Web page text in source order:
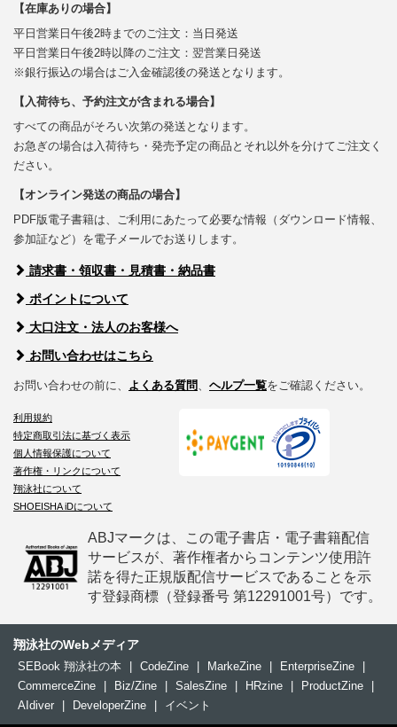
【在庫ありの場合】
平日営業日午後2時までのご注文：当日発送
平日営業日午後2時以降のご注文：翌営業日発送
※銀行振込の場合はご入金確認後の発送となります。
【入荷待ち、予約注文が含まれる場合】
すべての商品がそろい次第の発送となります。
お急ぎの場合は入荷待ち・発売予定の商品とそれ以外を分けてご注文く
ださい。
【オンライン発送の商品の場合】
PDF版電子書籍は、ご利用にあたって必要な情報（ダウンロード情報、
参加証など）を電子メールでお送りします。
請求書・領収書・見積書・納品書
ポイントについて
大口注文・法人のお客様へ
お問い合わせはこちら
お問い合わせの前に、 よくある質問、 ヘルプ一覧をご確認ください。
利用規約
特定商取引法に基づく表示
個人情報保護について
著作権・リンクについて
翔泳社について
SHOEISHA iDについて
ABJマークは、この電子書店・電子書籍配信
サービスが、著作権者からコンテンツ使用許
諾を得た正規版配信サービスであることを示
す登録商標（登録番号 第12291001号）です。
翔泳社のWebメディア
SEBook 翔泳社の本 CodeZine MarkeZine EnterpriseZine
CommerceZine
Biz/Zine SalesZine HRzine ProductZine
AIdiver
DeveloperZine イベント